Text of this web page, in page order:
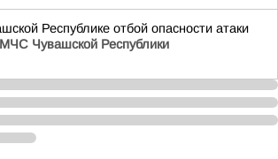
Республике отбой опасности атаки
МЧС Чувашской Республики